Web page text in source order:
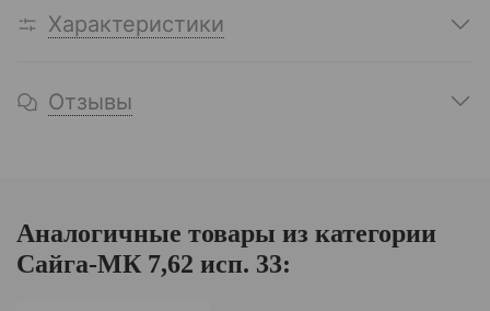
Характеристики
Отзывы
Аналогичные товары из категории
Сайга-МК 7,62 исп. 33: